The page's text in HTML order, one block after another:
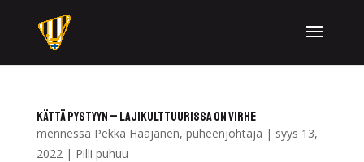
Kättä pystyyn – lajikulttuurissa on virhe
mennessä Pekka Haajanen, puheenjohtaja | syys 13,
2022| Pilli puhuu